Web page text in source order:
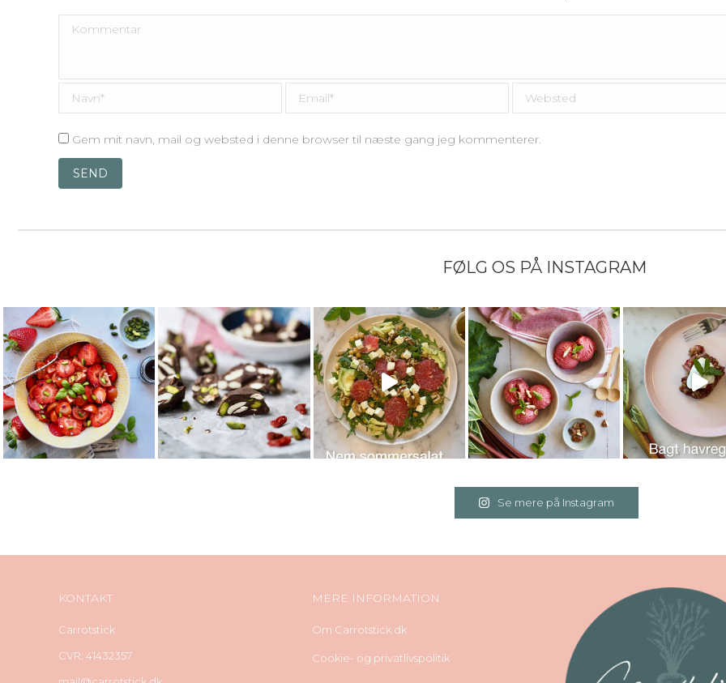
Kommentar
Navn * Email * Websted
Gem mit navn, mail og websted i denne browser til næste gang jeg kommenterer.
SEND
FØLG OS PÅ INSTAGRAM
Se mere på Instagram
KONTAKT
Carrotstick
CVR: 41432357
MERE INFORMATION
Om Carrotstick.dk
Cookie- og privatlivspolitik